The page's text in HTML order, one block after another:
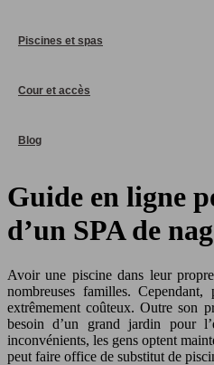
Piscines et spas
Cour et accès
Blog
Guide en ligne
d’un SPA de
Avoir une piscine dans leur
nombreuses familles.
extrêmement coûteux. Outre son
besoin d’un grand jardin pour
inconvénients, les gens optent
peut faire office de substitut de